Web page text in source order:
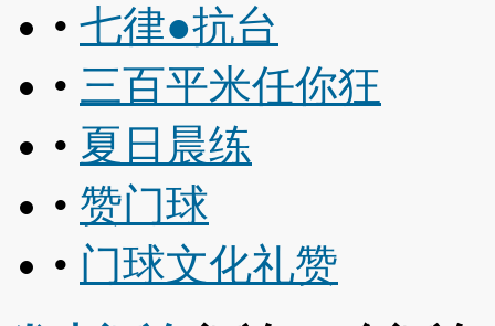
• 七律●抗台
• 三百平米任你狂
• 夏日晨练
• 赞门球
• 门球文化礼赞